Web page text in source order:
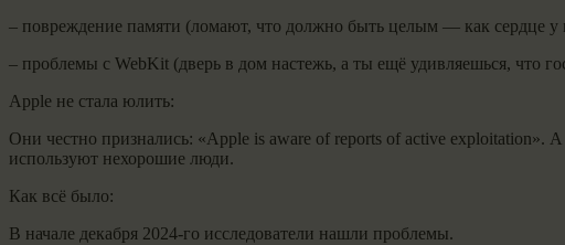
– повреждение памяти (ломают, что должно быть целым — как сердце у
– проблемы с WebKit (дверь в дом настежь, а ты ещё удивляешься, что
Apple не стала юлить:
Они честно признались: «Apple is aware of reports of active exploitation».
используют нехорошие люди.
Как всё было:
В начале декабря 2024-го исследователи нашли проблемы.